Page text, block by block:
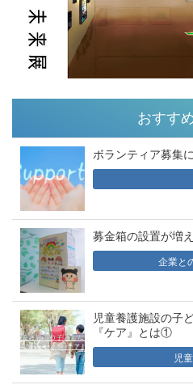
おすす
ボランティア募集
募金箱の設置が増
企業と
児童養護施設の子
『ケア』とは①
児